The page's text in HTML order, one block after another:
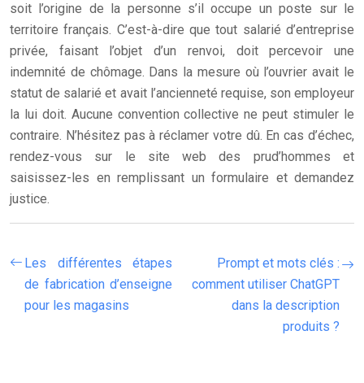
soit l’origine de la personne s’il occupe un poste sur le
territoire français. C’est-à-dire que tout salarié d’entreprise
privée, faisant l’objet d’un renvoi, doit percevoir une
indemnité de chômage. Dans la mesure où l’ouvrier avait le
statut de salarié et avait l’ancienneté requise, son employeur
la lui doit. Aucune convention collective ne peut stimuler le
contraire. N’hésitez pas à réclamer votre dû. En cas d’échec,
rendez-vous sur le site web des prud’hommes et
saisissez-les en remplissant un formulaire et demandez
justice.
Les différentes étapes
de fabrication d’enseigne
pour les magasins
Prompt et mots clés :
comment utiliser ChatGPT
dans la description
produits ?